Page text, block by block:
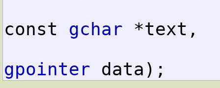
const gchar *text,
gpointer data);